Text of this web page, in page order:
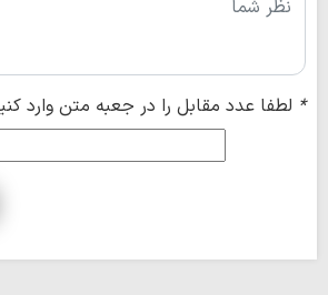
* لطفا عدد مقابل را در جعبه متن وارد